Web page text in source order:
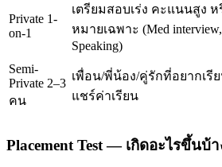
Private 1-
on-1
เตรียมสอบเร่ง คะแนนสูง ห
หมายเฉพาะ (Med
Speaking)
Semi-
Private 2–3
คน
เพื่อน/พี่น้อง/คู่รักที่อยากเรี
แชร์ค่าเรียน
Placement Test — เกิดอะไรขึ้นบ้